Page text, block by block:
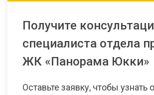
Получите
специалиста отдела
ЖК «Панорама Юкки»
Оставьте заявку, чтобы узнать